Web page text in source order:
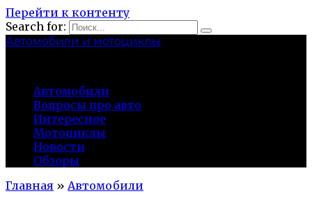
Перейти к контенту
Search for:
Автомобили и мотоциклы
Автомобили
Вопросы про авто
Интересное
Мотоциклы
Новости
Обзоры
Главная » Автомобили